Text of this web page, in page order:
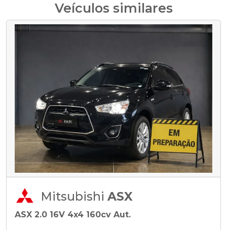
Veículos similares
Mitsubishi ASX
ASX 2.0 16V 4x4 160cv Aut.